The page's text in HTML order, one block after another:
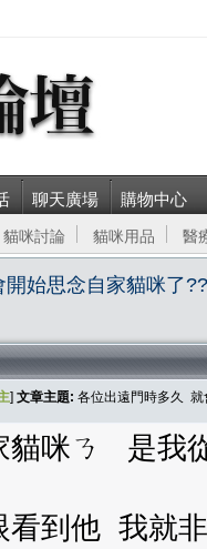
聊天廣場 購物中心
貓咪討論 貓咪用品 醫
始思念自家貓咪了??
] 文章主題: 各位出遠門時多久
貓咪ㄋ 是我
看到他 我就